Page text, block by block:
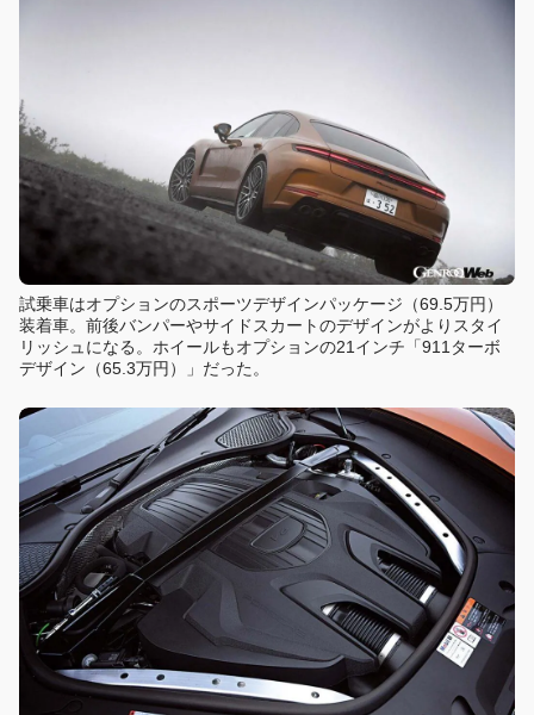
試乗車はオプションのスポーツデザインパッケージ（69.5万円）
装着車。前後バンパーやサイドスカートのデザインがよりスタイ
リッシュになる。ホイールもオプションの21インチ「911ターボ
デザイン（65.3万円）」だった。